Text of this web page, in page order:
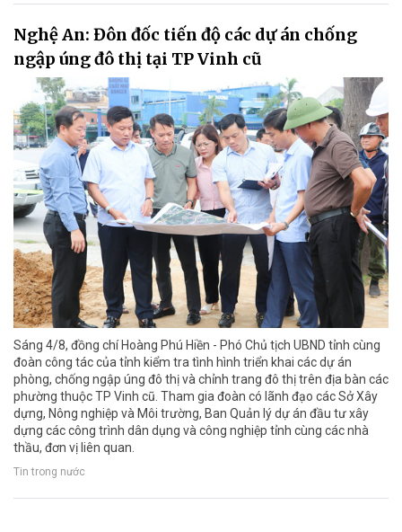
Nghệ An: Đôn đốc tiến độ các dự án chống
ngập úng đô thị tại TP Vinh cũ
Sáng 4/8, đồng chí Hoàng Phú Hiền - Phó Chủ tịch UBND tỉnh cùng
đoàn công tác của tỉnh kiểm tra tình hình triển khai các dự án
phòng, chống ngập úng đô thị và chỉnh trang đô thị trên địa bàn các
phường thuộc TP Vinh cũ. Tham gia đoàn có lãnh đạo các Sở Xây
dựng, Nông nghiệp và Môi trường, Ban Quản lý dự án đầu tư xây
dựng các công trình dân dụng và công nghiệp tỉnh cùng các nhà
thầu, đơn vị liên quan.
Tin trong nước